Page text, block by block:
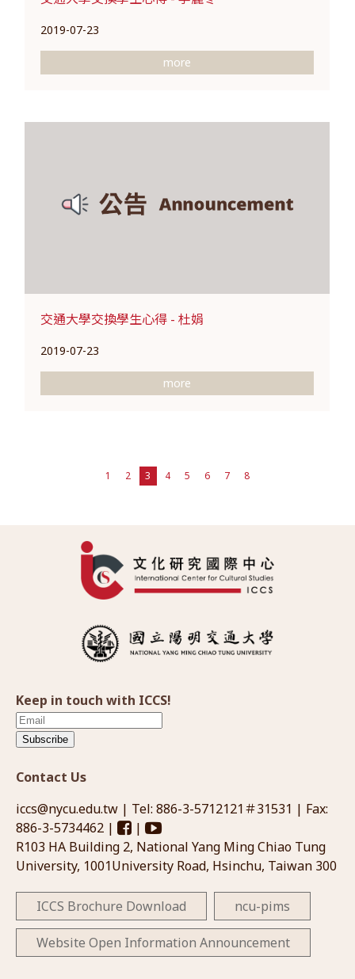
2019-07-23
more
交通大學交換學生心得 - 杜娟
2019-07-23
more
1 2 3 4 5 6 7 8
Keep in touch with ICCS!
Subscribe
Contact Us
iccs@nycu.edu.tw | Tel: 886-3-5712121＃31531 | Fax:
886-3-5734462 |
|
R103 HA Building 2, National Yang Ming Chiao Tung
University, 1001University Road, Hsinchu, Taiwan 300
ICCS Brochure Download ncu-pims
Website Open Information Announcement